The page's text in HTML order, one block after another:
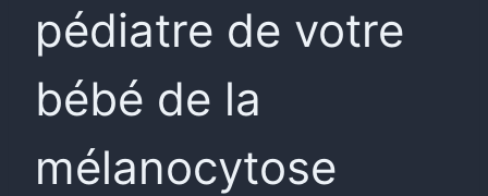
pédiatre de votre
bébé de la
mélanocytose